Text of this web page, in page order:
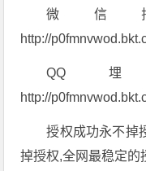
微信
http://
QQ
http://
授权成功永不掉
掉授权,全网最稳定的